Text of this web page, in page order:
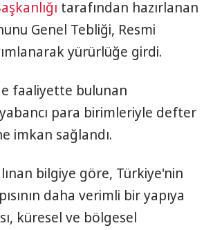
tarafından hazırlanan
Genel Tebliği, Resmi
yürürlüğe girdi.
faaliyette bulunan
yabancı para birimleriyle defter
imkan sağlandı.
bilgiye göre, Türkiye'nin
daha verimli bir yapıya
küresel ve bölgesel